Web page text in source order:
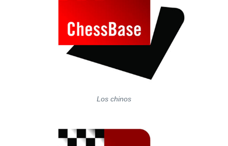
Los chinos